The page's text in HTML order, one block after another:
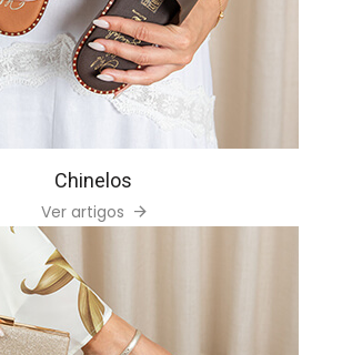
Chinelos
Ver artigos